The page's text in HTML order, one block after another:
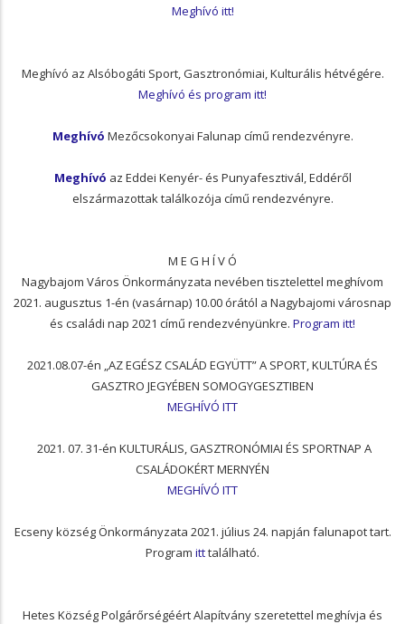
Meghívó itt!
Meghívó az Alsóbogáti Sport, Gasztronómiai, Kulturális hétvégére.
Meghívó és program itt!
Meghívó Mezőcsokonyai Falunap című rendezvényre.
Meghívó az Eddei Kenyér- és Punyafesztivál, Eddéről
elszármazottak találkozója című rendezvényre.
M E G H Í V Ó
Nagybajom Város Önkormányzata nevében tisztelettel meghívom
2021. augusztus 1-én (vasárnap) 10.00 órától a Nagybajomi városnap
és családi nap 2021 című rendezvényünkre. Program itt!
2021.08.07-én „AZ EGÉSZ CSALÁD EGYÜTT” A SPORT, KULTÚRA ÉS
GASZTRO JEGYÉBEN SOMOGYGESZTIBEN
MEGHÍVÓ ITT
2021. 07. 31-én KULTURÁLIS, GASZTRONÓMIAI ÉS SPORTNAP A
CSALÁDOKÉRT MERNYÉN
MEGHÍVÓ ITT
Ecseny község Önkormányzata 2021. július 24. napján falunapot tart.
Program itttalálható.
Hetes Község Polgárőrségéért Alapítvány szeretettel meghívja és